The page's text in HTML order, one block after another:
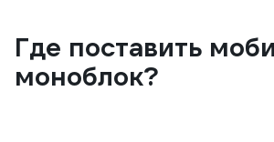
Где поставить
моноблок?